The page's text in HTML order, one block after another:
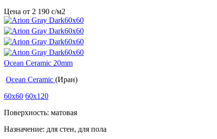
Цена от 2 190 c/м2
Ocean Ceramic 20mm
Ocean Ceramic (Иран)
60x60 60x120
Поверхность: матовая
Назначение: для стен, для пола